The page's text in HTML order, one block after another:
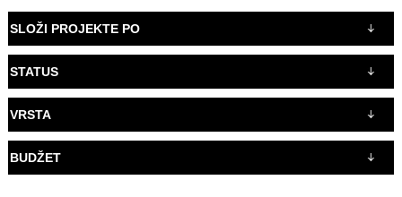
SLOŽI PROJEKTE PO
STATUS
VRSTA
BUDŽET